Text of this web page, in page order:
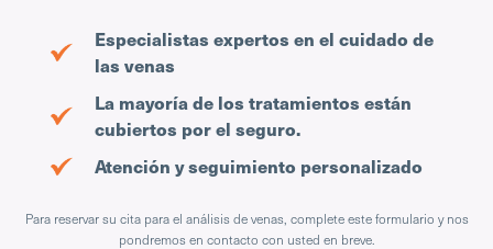
Especialistas expertos en el cuidado de
las venas
La mayoría de los tratamientos están
cubiertos por el seguro.
Atención y seguimiento personalizado
Para reservar su cita para el análisis de venas, complete este formulario y nos
pondremos en contacto con usted en breve.